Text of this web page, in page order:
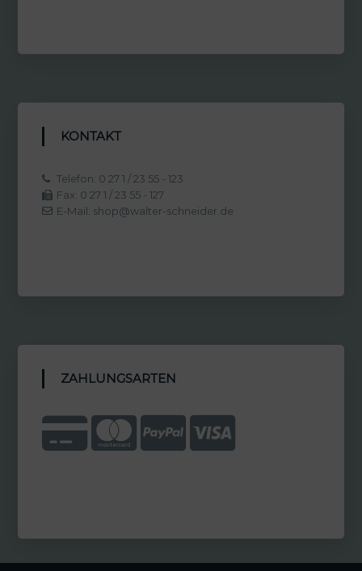
KONTAKT
Telefon: 0 27 1 / 23 55 - 123
Fax: 0 27 1 / 23 55 - 127
E-Mail: shop@walter-schneider.de
ZAHLUNGSARTEN